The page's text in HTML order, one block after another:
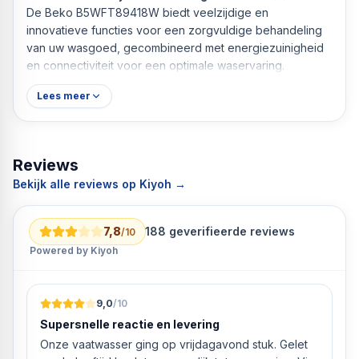
De Beko B5WFT89418W biedt veelzijdige en
innovatieve functies voor een zorgvuldige behandeling
van uw wasgoed, gecombineerd met energiezuinigheid
en connectiviteit voor een optimale waservaring.
Lees meer
Reviews
Bekijk alle reviews op Kiyoh →
7,8/10 188 geverifieerde reviews
Powered by Kiyoh
9,0/10
Supersnelle reactie en levering
Onze vaatwasser ging op vrijdagavond stuk. Gelet